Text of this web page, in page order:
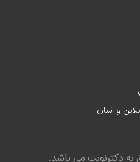
و آسان
دکترنوبت می باشد.